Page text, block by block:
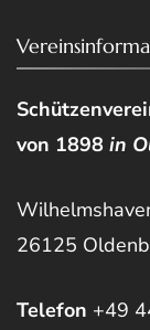
von 1898 in
26125
Telefon +49